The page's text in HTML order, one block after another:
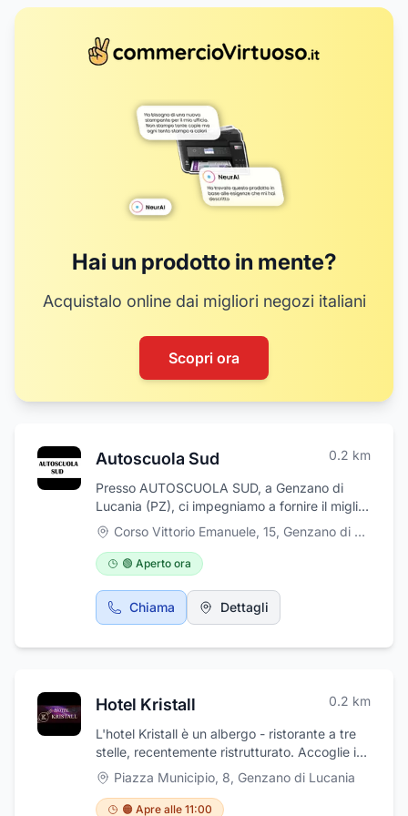
Hai un prodotto in mente?
Acquistalo online dai migliori negozi italiani
Scopri ora
Autoscuola Sud 0.2 km
Presso AUTOSCUOLA SUD, a Genzano di
Lucania (PZ), ci impegniamo a fornire il miglior
servizio possibile per il conseguimento di tutte
le patenti. Guidare non è solo un modo per
spostarsi; è un viaggio quotidiano alla guida
della nostra vita. Ecco perché offriamo
un'esperienza formativa unica e completa,
utilizzando un sistema multimediale
attraverso simulazioni pratiche. I nostri
il supporto e il tempo necessari per chiarire
AUTOSCUOLA SUD, siete in buone mani sulla
strada verso il vostro futuro.
Corso Vittorio Emanuele, 15, Genzano di Lucania
🟢 Aperto ora
Chiama Dettagli
Hotel Kristall 0.2 km
L'hotel Kristall è un albergo - ristorante a tre
stelle, recentemente ristrutturato. Accoglie i
suoi ospiti in ambienti unici e confortevoli
ideali per le vacanze. Le camere singole,
doppie e con accesso facilitato per i disabili
Piazza Municipio, 8, Genzano di Lucania
🟠 Apre alle 11:00